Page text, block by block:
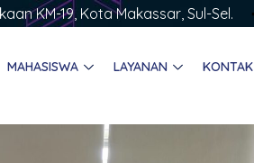
KM-19, Kota Makassar, Sul-Sel.
MAHASISWA LAYANAN KONTAK